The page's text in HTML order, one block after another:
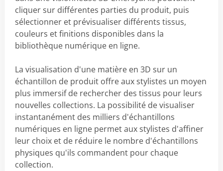
cliquer sur différentes parties du produit, puis
sélectionner et prévisualiser différents tissus,
couleurs et finitions disponibles dans la
bibliothèque numérique en ligne.
La visualisation d'une matière en 3D sur un
échantillon de produit offre aux stylistes un moyen
plus immersif de rechercher des tissus pour leurs
nouvelles collections. La possibilité de visualiser
instantanément des milliers d'échantillons
numériques en ligne permet aux stylistes d'affiner
leur choix et de réduire le nombre d'échantillons
physiques qu'ils commandent pour chaque
collection.